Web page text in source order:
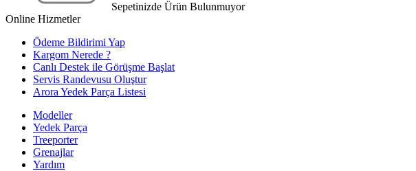
Sepetinizde Ürün Bulunmuyor
Online Hizmetler
Ödeme Bildirimi Yap
Kargom Nerede ?
Canlı Destek ile Görüşme Başlat
Servis Randevusu Oluştur
Arora Yedek Parça Listesi
Modeller
Yedek Parça
Treeporter
Grenajlar
Yardım